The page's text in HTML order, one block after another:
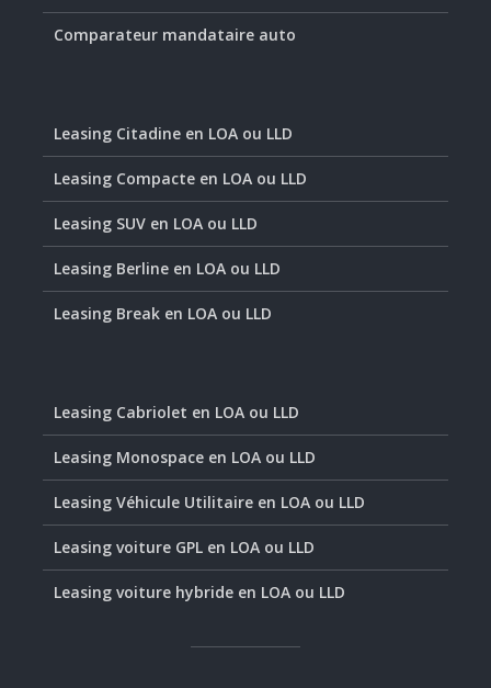
Comparateur mandataire auto
Leasing Citadine en LOA ou LLD
Leasing Compacte en LOA ou LLD
Leasing SUV en LOA ou LLD
Leasing Berline en LOA ou LLD
Leasing Break en LOA ou LLD
Leasing Cabriolet en LOA ou LLD
Leasing Monospace en LOA ou LLD
Leasing Véhicule Utilitaire en LOA ou LLD
Leasing voiture GPL en LOA ou LLD
Leasing voiture hybride en LOA ou LLD